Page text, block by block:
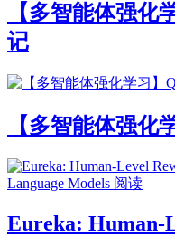
【多智能体强化
记
【多智能体强
Eureka: Human-